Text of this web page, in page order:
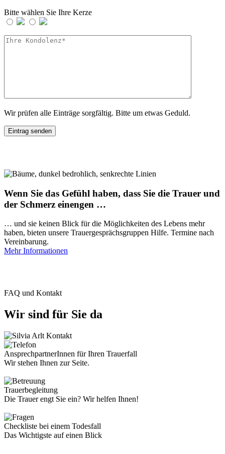
Bitte wählen Sie Ihre Kerze
Wir prüfen alle Einträge sorgfältig. Bitte um etwas Geduld.
Wenn Sie das Gefühl haben, dass Sie die Trauer und
der Schmerz einengen …
… und sie keinen Blick für die Möglichkeiten des Lebens mehr
haben, bieten unsere Trauergesprächsgruppen Hilfe. Termine nach
Vereinbarung.
Mehr Informationen
FAQ und Kontakt
Wir sind für Sie da
AnsprechpartnerInnen für Ihren Trauerfall
Wir stehen Ihnen zur Seite.
Trauerbegleitung
Die Trauer engt Sie ein? Wir helfen Ihnen!
Checkliste bei einem Todesfall
Das Wichtigste auf einen Blick